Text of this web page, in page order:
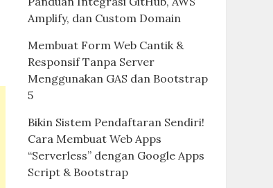
Amplify, dan Custom Domain
Membuat Form Web Cantik &
Responsif Tanpa Server
Menggunakan GAS dan Bootstrap
5
Bikin Sistem Pendaftaran Sendiri!
Cara Membuat Web Apps
“Serverless” dengan Google Apps
Script & Bootstrap